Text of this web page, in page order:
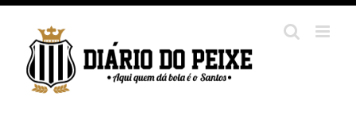
conteúdo